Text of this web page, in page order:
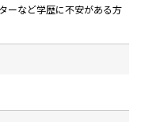
ーなど学歴に不安がある方